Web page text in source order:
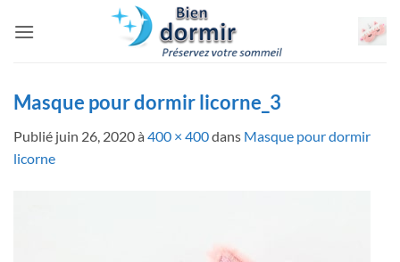
Masque pour dormir licorne_3
Publié juin 26, 2020à 400 × 400dans Masque pour dormir
licorne